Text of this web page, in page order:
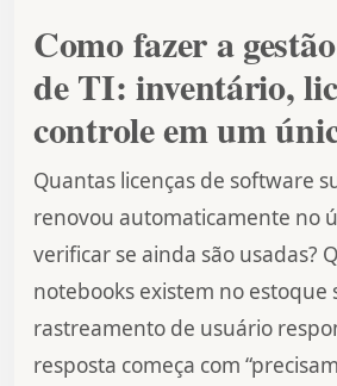
Como fazer a
de TI: inventário,
controle em um
Quantas licenças de software
renovou automaticamente no
verificar se ainda são usadas?
notebooks existem no estoque
rastreamento de usuário
resposta começa com